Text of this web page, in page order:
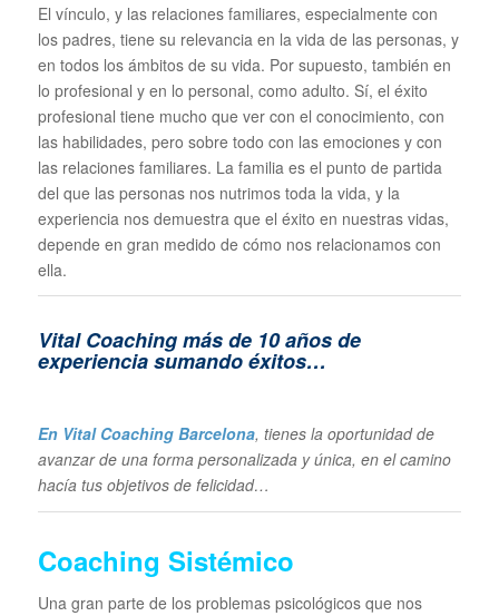
El vínculo, y las relaciones familiares, especialmente con
los padres, tiene su relevancia en la vida de las personas, y
en todos los ámbitos de su vida. Por supuesto, también en
lo profesional y en lo personal, como adulto. Sí, el éxito
profesional tiene mucho que ver con el conocimiento, con
las habilidades, pero sobre todo con las emociones y con
las relaciones familiares. La familia es el punto de partida
del que las personas nos nutrimos toda la vida, y la
experiencia nos demuestra que el éxito en nuestras vidas,
depende en gran medido de cómo nos relacionamos con
ella.
Vital Coaching más de 10 años de
experiencia sumando éxitos…
En Vital Coaching Barcelona, tienes la oportunidad de
avanzar de una forma personalizada y única, en el camino
hacía tus objetivos de felicidad…
Coaching Sistémico
Una gran parte de los problemas psicológicos que nos